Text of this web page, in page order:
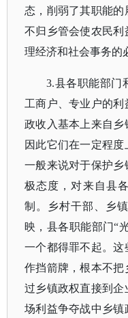
态，削弱了其职能
不归乡管会使农民
理经济和社会事务的
3.县各职能部门
工商户、专业户的
政收入基本上来自乡
因此它们在一定程
一般来说对于保护
极态度，对来自县
制。乡村干部、乡
映，县各职能部门“
一个都得罪不起。
作挡箭牌，根本不
过乡镇政权直接到
场利益争夺战中乡镇